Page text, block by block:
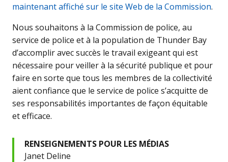
maintenant affiché sur le site Web de la Commission.
Nous souhaitons à la Commission de police, au
service de police et à la population de Thunder Bay
d’accomplir avec succès le travail exigeant qui est
nécessaire pour veiller à la sécurité publique et pour
faire en sorte que tous les membres de la collectivité
aient confiance que le service de police s’acquitte de
ses responsabilités importantes de façon équitable
et efficace.
RENSEIGNEMENTS POUR LES MÉDIAS
Janet Deline